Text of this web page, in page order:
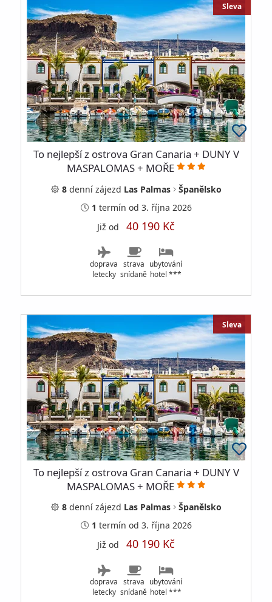
Sleva
To nejlepší z ostrova Gran Canaria + DUNY V
MASPALOMAS + MOŘE
8dennízájezd Las Palmas
Španělsko
1 termín od 3. října 2026
Již od 40 190 Kč
doprava
letecky
strava
snídaně
ubytování
hotel ***
Sleva
To nejlepší z ostrova Gran Canaria + DUNY V
MASPALOMAS + MOŘE
8dennízájezd Las Palmas
Španělsko
1 termín od 3. října 2026
Již od 40 190 Kč
doprava
letecky
strava
snídaně
ubytování
hotel ***